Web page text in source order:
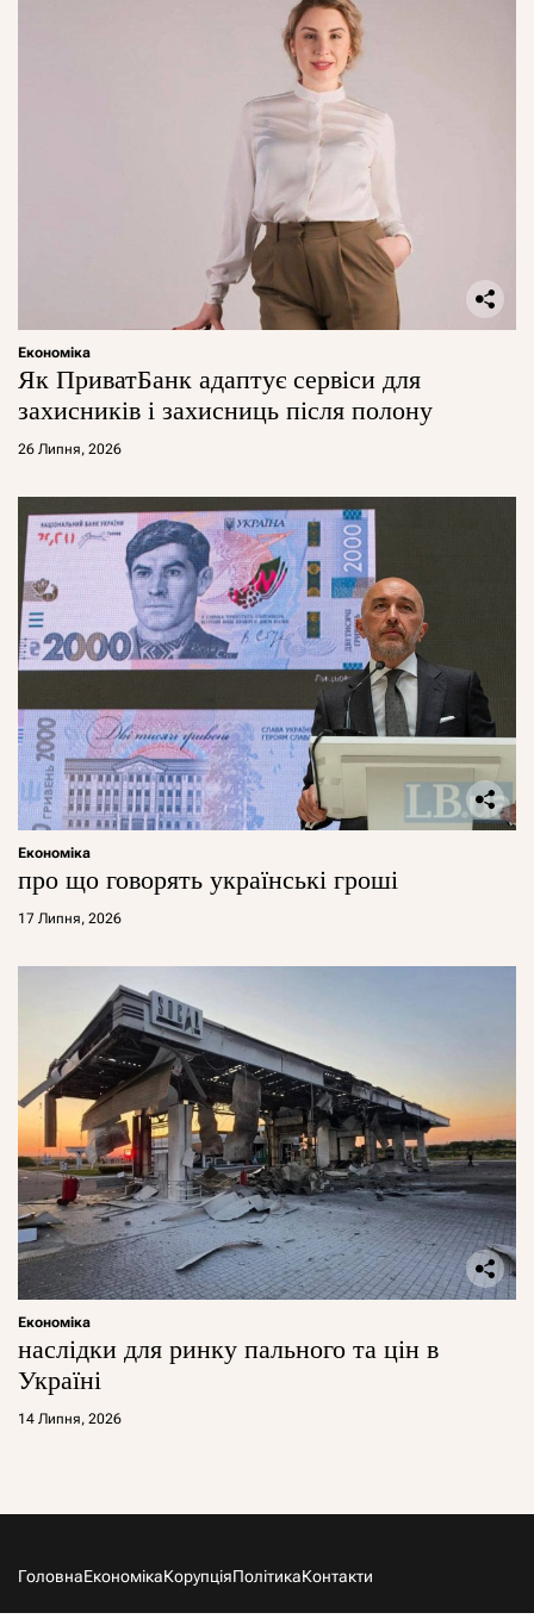
Економіка
Як ПриватБанк адаптує сервіси для
захисників і захисниць після полону
26 Липня, 2026
Економіка
про що говорять українські гроші
17 Липня, 2026
Економіка
наслідки для ринку пального та цін в
Україні
14 Липня, 2026
ГоловнаЕкономікаКорупціяПолітикаКонтакти